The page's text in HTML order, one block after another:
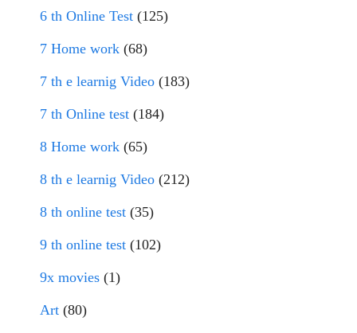
6 th Online Test (125)
7 Home work (68)
7 th e learnig Video (183)
7 th Online test (184)
8 Home work (65)
8 th e learnig Video (212)
8 th online test (35)
9 th online test (102)
9x movies (1)
Art (80)